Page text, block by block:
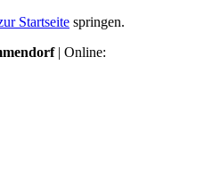
Startseite springen.
| Online: